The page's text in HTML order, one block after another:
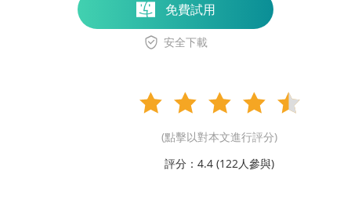
免費試用
安全下載
(點擊以對本文進行評分)
評分：4.4 (122人參與)